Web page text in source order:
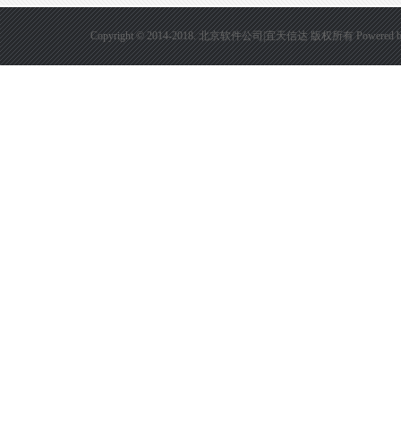
Copyright © 2014-2018. 北京软件公司|宜天信达 版权所有Powered